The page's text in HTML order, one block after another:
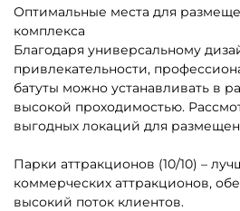
Оптимальные места для
комплекса
Благодаря универсальному
привлекательности,
батуты можно устанавливать в
высокой проходимостью.
выгодных локаций для
Парки аттракционов (10/10) –
коммерческих аттракционов,
высокий поток клиентов.